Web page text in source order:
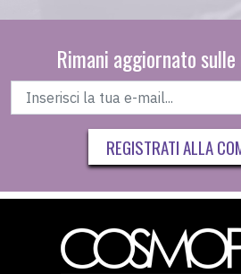
Rimani aggiornato
REGISTRATI ALLA